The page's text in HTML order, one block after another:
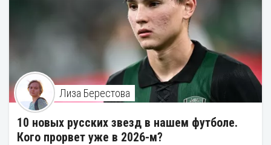
Лиза Берестова
10 новых русских звезд в нашем футболе.
Кого прорвет уже в 2026-м?